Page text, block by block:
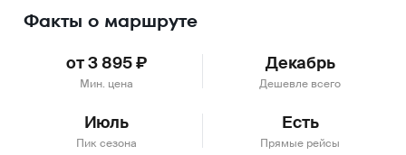
Факты о маршруте
от 3 895 ₽
Мин. цена
Декабрь
Дешевле всего
Июль
Пик сезона
Есть
Прямые рейсы